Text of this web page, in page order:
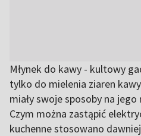
Młynek do kawy - kultowy
tylko do mielenia ziaren
miały swoje sposoby na
Czym można zastąpić
kuchenne stosowano